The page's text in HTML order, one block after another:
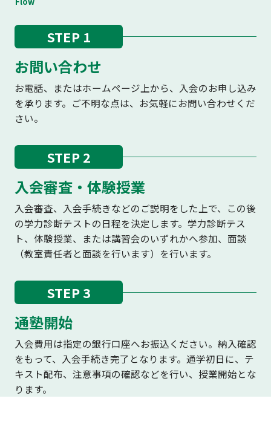
STEP 1
お問い合わせ
お電話、またはホームページ上から、入会のお申し込み
を承ります。ご不明な点は、お気軽にお問い合わせくだ
さい。
STEP 2
入会審査・体験授業
入会審査、入会手続きなどのご説明をした上で、この後
の学力診断テストの日程を決定します。学力診断テス
ト、体験授業、または講習会のいずれかへ参加、面談
（教室責任者と面談を行います）を行います。
STEP 3
通塾開始
入会費用は指定の銀行口座へお振込ください。納入確認
をもって、入会手続き完了となります。通学初日に、テ
キスト配布、注意事項の確認などを行い、授業開始とな
ります。